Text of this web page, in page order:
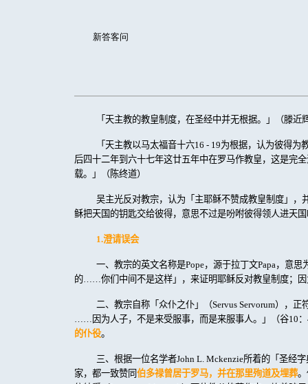
新答客问
「天主教的教皇制度，在圣经中并无根据。」（滕近
「天主教以马太福音十六16 - 19为根据，认为彼得为
后四十二年到六十七年这廿五年中在罗马作教皇，这是完
载。」（陈终道）
吴主光反对教宗，认为「主耶稣不赞成教皇制度」，
稣把天国的钥匙交给彼得，意思不过是吩咐彼得领人进天
1.澄请误会
一、教宗的英文名称是Pope，源于拉丁文Papa，意思
的……你们中间不是这样」，来证明耶稣反对教皇制度；因
二、教宗自称「众仆之仆」（Servus Servorum），正
……因为人子，不是来受服事，而是来服事人。」（谷10 ：
的仆役。
三、根据一位名学者John L. Mckenzie所着的「圣经字
家，都一致赞同 伯多禄曾居于罗马，并在那里殉道及埋葬